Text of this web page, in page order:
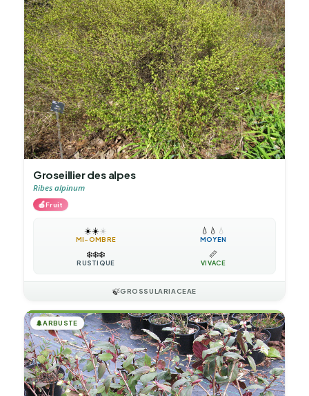
Groseillier des alpes
Ribes alpinum
🍎Fruit
☀️☀️☀️
MI-OMBRE
💧 💧 💧
MOYEN
❄️❄️❄️
RUSTIQUE
📏
VIVACE
🍃GROSSULARIACEAE
🌲ARBUSTE